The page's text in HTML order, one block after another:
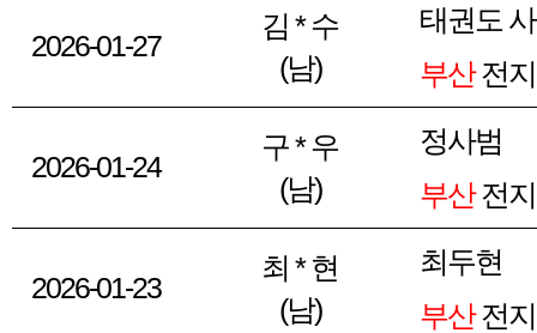
2026-01-27
김 * 수
(남)
태권도
부산전
2026-01-24
구 * 우
(남)
정사범
부산전
2026-01-23
최 * 현
(남)
최두현
부산전